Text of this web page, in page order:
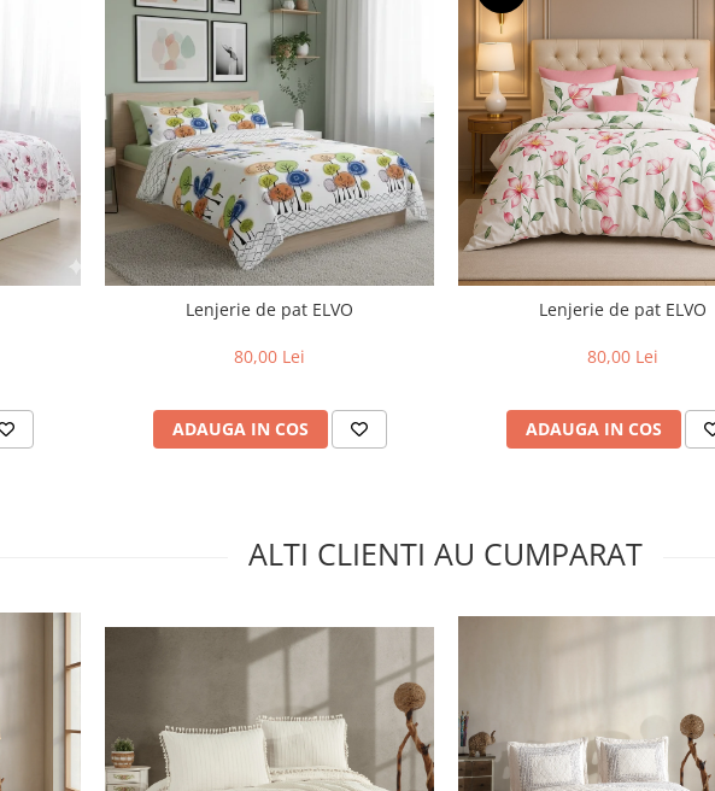
Lenjerie de pat ELVO
80,00 Lei
ADAUGA IN COS
Lenjerie de pat ELVO
80,00 Lei
ADAUGA IN COS
ALTI CLIENTI AU CUMPARAT